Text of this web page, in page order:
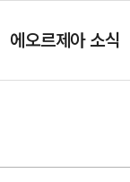
에오르제아 소식